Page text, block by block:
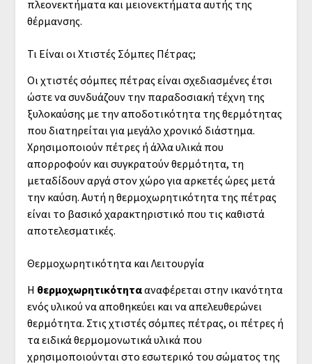
πλεονεκτήματα και μειονεκτήματα αυτής της
θέρμανσης.
Τι Είναι οι Χτιστές Σόμπες Πέτρας;
Οι χτιστές σόμπες πέτρας είναι σχεδιασμένες έτσι
ώστε να συνδυάζουν την παραδοσιακή τέχνη της
ξυλοκαύσης με την αποδοτικότητα της θερμότητας
που διατηρείται για μεγάλο χρονικό διάστημα.
Χρησιμοποιούν πέτρες ή άλλα υλικά που
απορροφούν και συγκρατούν θερμότητα, τη
μεταδίδουν αργά στον χώρο για αρκετές ώρες μετά
την καύση. Αυτή η θερμοχωρητικότητα της πέτρας
είναι το βασικό χαρακτηριστικό που τις καθιστά
αποτελεσματικές.
Θερμοχωρητικότητα και Λειτουργία
Η θερμοχωρητικότητααναφέρεται στην ικανότητα
ενός υλικού να αποθηκεύει και να απελευθερώνει
θερμότητα. Στις χτιστές σόμπες πέτρας, οι πέτρες ή
τα ειδικά θερμομονωτικά υλικά που
χρησιμοποιούνται στο εσωτερικό του σώματος της